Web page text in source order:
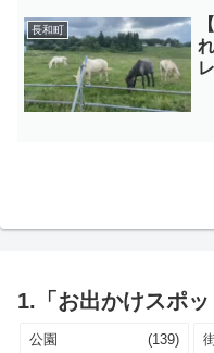
長和町
1.「お出かけスポ
公園 (139)